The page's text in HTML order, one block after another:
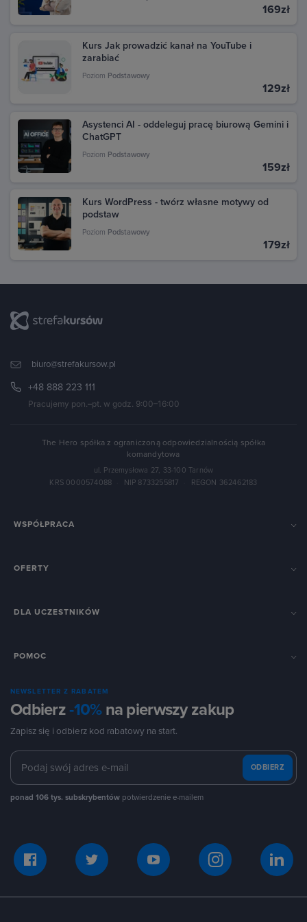
169zł
Kurs Jak prowadzić kanał na YouTube i
zarabiać
Poziom Podstawowy
129zł
Asystenci AI - oddeleguj pracę biurową Gemini i
ChatGPT
Poziom Podstawowy
159zł
Kurs WordPress - twórz własne motywy od
podstaw
Poziom Podstawowy
179zł
biuro@strefakursow.pl
+48 888 223 111
Pracujemy pon.–pt. w godz. 9:00–16:00
The Hero spółka z ograniczoną odpowiedzialnością spółka
komandytowa
ul. Przemysłowa 27, 33-100 Tarnów
KRS 0000574088
NIP 8733255817 REGON 362462183
WSPÓŁPRACA
OFERTY
DLA UCZESTNIKÓW
POMOC
NEWSLETTER Z RABATEM
Odbierz-10%na pierwszy zakup
Zapisz się i odbierz kod rabatowy na start.
ODBIERZ
ponad 106 tys. subskrybentów potwierdzenie e-mailem